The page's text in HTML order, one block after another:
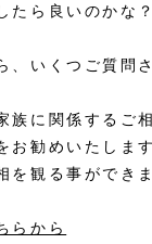
たら良いのかな
、いくつご質問
族に関係するご
お勧めいたしま
を観る事ができま
らから